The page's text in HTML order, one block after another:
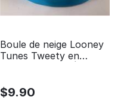
Boule de neige Looney
Tunes Tweety en
$9.90